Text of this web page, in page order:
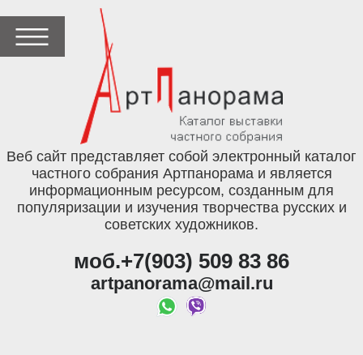
Веб сайт представляет собой электронный каталог
частного собрания Артпанорама и является
информационным ресурсом, созданным для
популяризации и изучения творчества русских и
советских художников.
моб.+7(903) 509 83 86
artpanorama@mail.ru